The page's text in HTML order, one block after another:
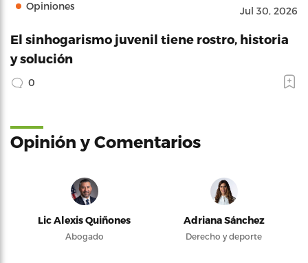
Opiniones Jul 30, 2026
El sinhogarismo juvenil tiene rostro, historia
y solución
0
Opinión y Comentarios
Lic Alexis Quiñones
Abogado
Adriana Sánchez
Derecho y deporte